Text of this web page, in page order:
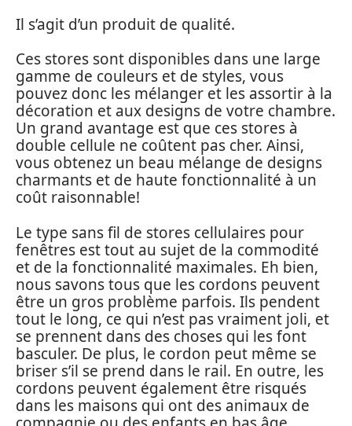
Il s’agit d’un produit de qualité.
Ces stores sont disponibles dans une large
gamme de couleurs et de styles, vous
pouvez donc les mélanger et les assortir à la
décoration et aux designs de votre chambre.
Un grand avantage est que ces stores à
double cellule ne coûtent pas cher. Ainsi,
vous obtenez un beau mélange de designs
charmants et de haute fonctionnalité à un
coût raisonnable!
Le type sans fil de stores cellulaires pour
fenêtres est tout au sujet de la commodité
et de la fonctionnalité maximales. Eh bien,
nous savons tous que les cordons peuvent
être un gros problème parfois. Ils pendent
tout le long, ce qui n’est pas vraiment joli, et
se prennent dans des choses qui les font
basculer. De plus, le cordon peut même se
briser s’il se prend dans le rail. En outre, les
cordons peuvent également être risqués
dans les maisons qui ont des animaux de